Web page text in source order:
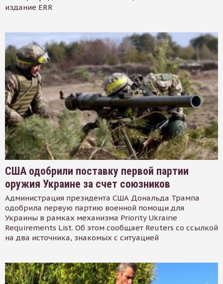
издание ERR
США одобрили поставку первой партии
оружия Украине за счет союзников
Администрация президента США Дональда Трампа
одобрила первую партию военной помощи для
Украины в рамках механизма Priority Ukraine
Requirements List. Об этом сообщает Reuters со ссылкой
на два источника, знакомых с ситуацией